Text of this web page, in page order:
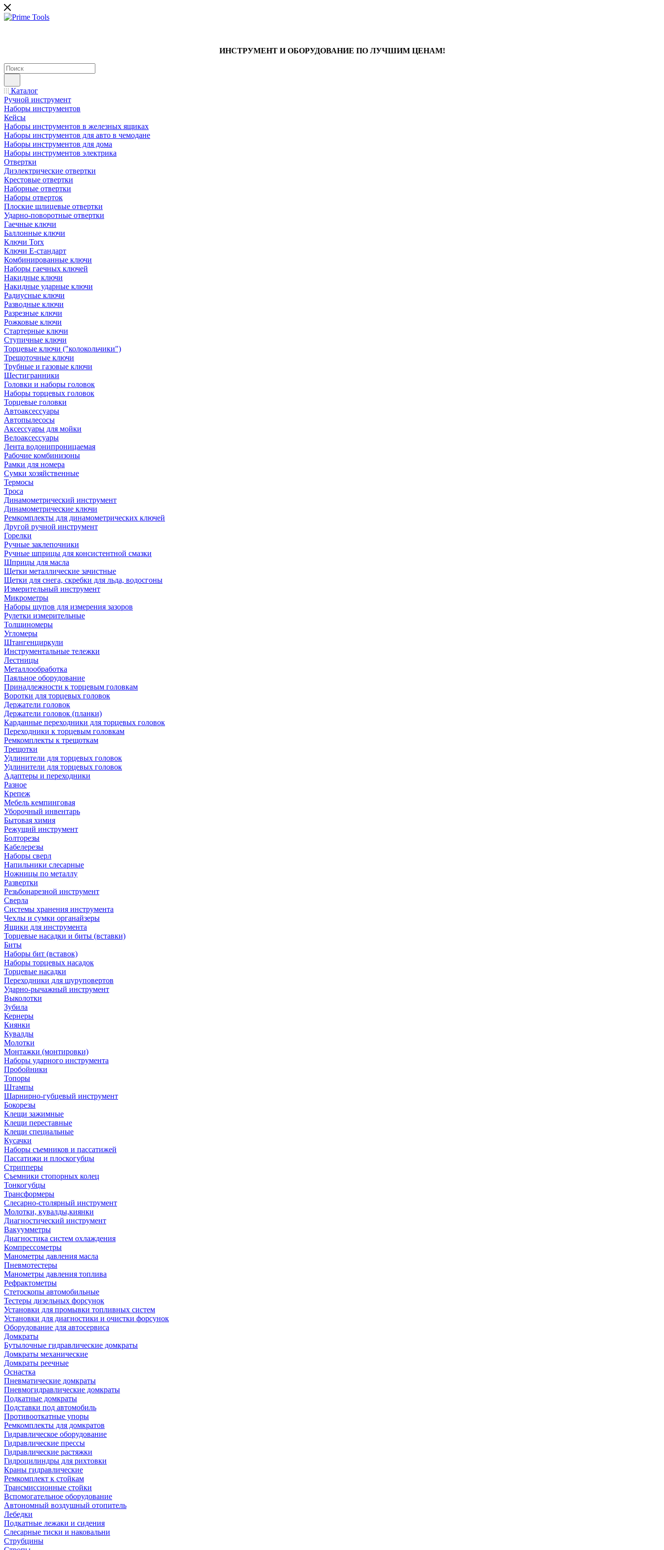
ИНСТРУМЕНТ И ОБОРУДОВАНИЕ ПО ЛУЧШИМ ЦЕНАМ!
Каталог
Ручной инструмент
Наборы инструментов
Кейсы
Наборы инструментов в железных ящиках
Наборы инструментов для авто в чемодане
Наборы инструментов для дома
Наборы инструментов электрика
Отвертки
Диэлектрические отвертки
Крестовые отвертки
Наборные отвертки
Наборы отверток
Плоские шлицевые отвертки
Ударно-поворотные отвертки
Гаечные ключи
Баллонные ключи
Ключи Torx
Ключи Е-стандарт
Комбинированные ключи
Наборы гаечных ключей
Накидные ключи
Накидные ударные ключи
Радиусные ключи
Разводные ключи
Разрезные ключи
Рожковые ключи
Стартерные ключи
Ступичные ключи
Торцевые ключи ("колокольчики")
Трещоточные ключи
Трубные и газовые ключи
Шестигранники
Головки и наборы головок
Наборы торцевых головок
Торцевые головки
Автоаксессуары
Автопылесосы
Аксессуары для мойки
Велоаксессуары
Лента водонипроницаемая
Рабочие комбинизоны
Рамки для номера
Сумки хозяйственные
Термосы
Троса
Динамометрический инструмент
Динамометрические ключи
Ремкомплекты для динамометрических ключей
Другой ручной инструмент
Горелки
Ручные заклепочники
Ручные шприцы для консистентной смазки
Шприцы для масла
Щетки металлические зачистные
Щетки для снега, скребки для льда, водосгоны
Измерительный инструмент
Микрометры
Наборы щупов для измерения зазоров
Рулетки измерительные
Толщиномеры
Угломеры
Штангенциркули
Инструментальные тележки
Лестницы
Металлообработка
Паяльное оборудование
Принадлежности к торцевым головкам
Воротки для торцевых головок
Держатели головок
Держатели головок (планки)
Карданные переходники для торцевых головок
Переходники к торцевым головкам
Ремкомплекты к трещоткам
Трещотки
Удлинители для торцевых головок
Удлинители для торцевых головок
Адаптеры и переходники
Разное
Крепеж
Мебель кемпинговая
Уборочный инвентарь
Бытовая химия
Режущий инструмент
Болторезы
Кабелерезы
Наборы сверл
Напильники слесарные
Ножницы по металлу
Развертки
Резьбонарезной инструмент
Сверла
Системы хранения инструмента
Чехлы и сумки органайзеры
Ящики для инструмента
Торцевые насадки и биты (вставки)
Биты
Наборы бит (вставок)
Наборы торцевых насадок
Торцевые насадки
Переходники для шуруповертов
Ударно-рычажный инструмент
Выколотки
Зубила
Кернеры
Киянки
Кувалды
Молотки
Монтажки (монтировки)
Наборы ударного инструмента
Пробойники
Топоры
Штампы
Шарнирно-губцевый инструмент
Бокорезы
Клещи зажимные
Клещи переставные
Клещи специальные
Кусачки
Наборы съемников и пассатижей
Пассатижи и плоскогубцы
Стрипперы
Съемники стопорных колец
Тонкогубцы
Трансформеры
Слесарно-столярный инструмент
Молотки, кувалды,киянки
Диагностический инструмент
Вакуумметры
Диагностика систем охлаждения
Компрессометры
Манометры давления масла
Пневмотестеры
Манометры давления топлива
Рефрактометры
Стетоскопы автомобильные
Тестеры дизельных форсунок
Установки для промывки топливных систем
Установки для диагностики и очистки форсунок
Оборудование для автосервиса
Домкраты
Бутылочные гидравлические домкраты
Домкраты механические
Домкраты реечные
Оснастка
Пневматические домкраты
Пневмогидравлические домкраты
Подкатные домкраты
Подставки под автомобиль
Противооткатные упоры
Ремкомплекты для домкратов
Гидравлическое оборудование
Гидравлические прессы
Гидравлические растяжки
Гидроцилиндры для рихтовки
Краны гидравлические
Ремкомплект к стойкам
Трансмиссионные стойки
Вспомогательное оборудование
Автономный воздушный отопитель
Лебедки
Подкатные лежаки и сидения
Слесарные тиски и наковальни
Струбцины